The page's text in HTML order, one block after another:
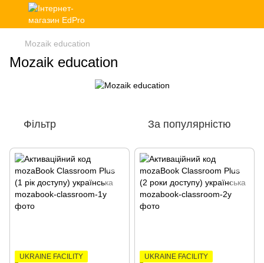
Mozaik education
Mozaik education
Фільтр За популярністю
UKRAINE FACILITY UKRAINE FACILITY